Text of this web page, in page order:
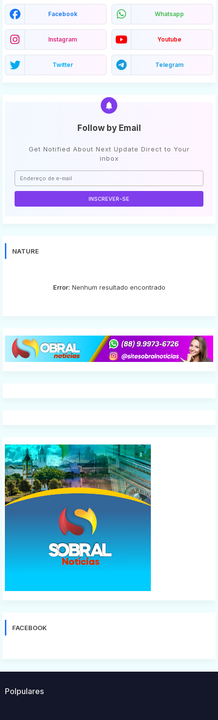
Facebook Whatsapp
Instagram Youtube
Twitter Telegram
Follow by Email
Get Notified About Next Update Direct to Your
inbox
NATURE
Error: Nenhum resultado encontrado
FACEBOOK
Polpulares